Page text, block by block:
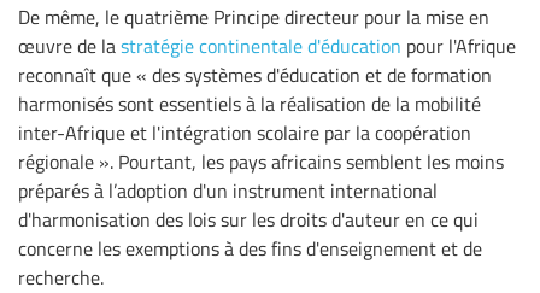
De même, le quatrième Principe directeur pour la mise en
œuvre de lastratégie continentale d'éducation pour l'Afrique
reconnaît que « des systèmes d'éducation et de formation
harmonisés sont essentiels à la réalisation de la mobilité
inter-Afrique et l'intégration scolaire par la coopération
régionale ». Pourtant, les pays africains semblent les moins
préparés à l’adoption d'un instrument international
d'harmonisation des lois sur les droits d'auteur en ce qui
concerne les exemptions à des fins d'enseignement et de
recherche.